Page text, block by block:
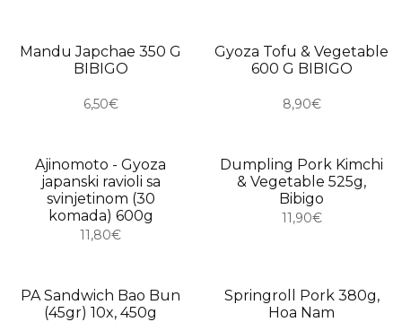
Mandu Japchae 350 G
BIBIGO
6,50€
Gyoza Tofu & Vegetable
600 G BIBIGO
8,90€
USKORO
Ajinomoto - Gyoza
japanski ravioli sa
svinjetinom (30
komada) 600g
11,80€
Dumpling Pork Kimchi
& Vegetable 525g,
Bibigo
11,90€
PA Sandwich Bao Bun
(45gr) 10x, 450g
USKORO
Springroll Pork 380g,
Hoa Nam